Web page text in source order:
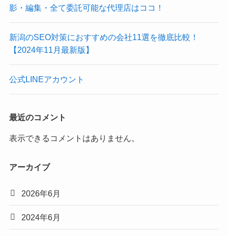
影・編集・全て委託可能な代理店はココ！
新潟のSEO対策におすすめの会社11選を徹底比較！
【2024年11月最新版】
公式LINEアカウント
最近のコメント
表示できるコメントはありません。
アーカイブ
2026年6月
2024年6月